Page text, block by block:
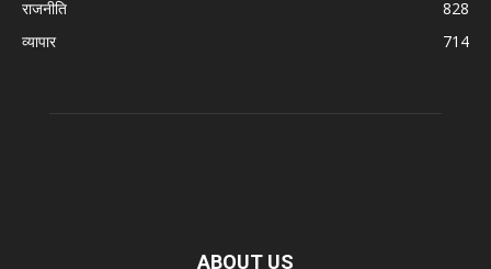
राजनीति
828
व्यापार
714
ABOUT US